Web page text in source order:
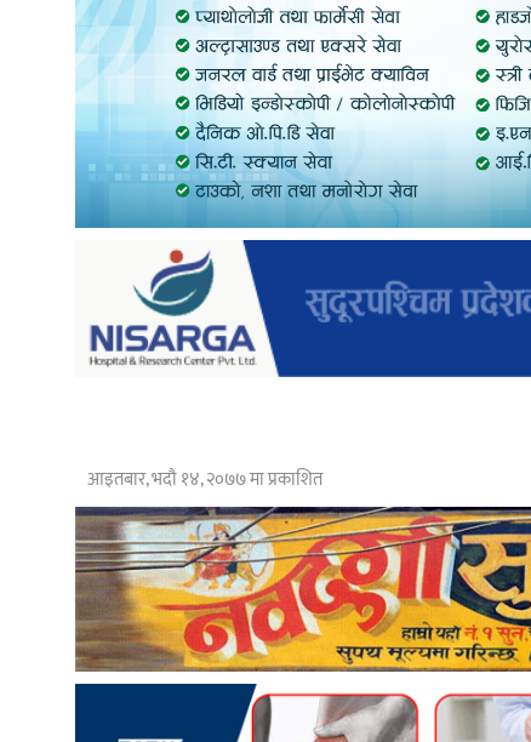
आइतबार, भदौ १४, २०७७ मा प्रकाशित